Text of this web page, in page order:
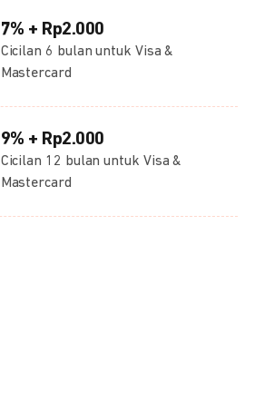
7% + Rp2.000
Cicilan 6 bulan untuk Visa &
Mastercard
9% + Rp2.000
Cicilan 12 bulan untuk Visa &
Mastercard